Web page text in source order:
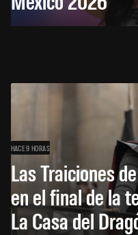
HACE 9 HORAS
Las Traiciones
en el final de la
La Casa del